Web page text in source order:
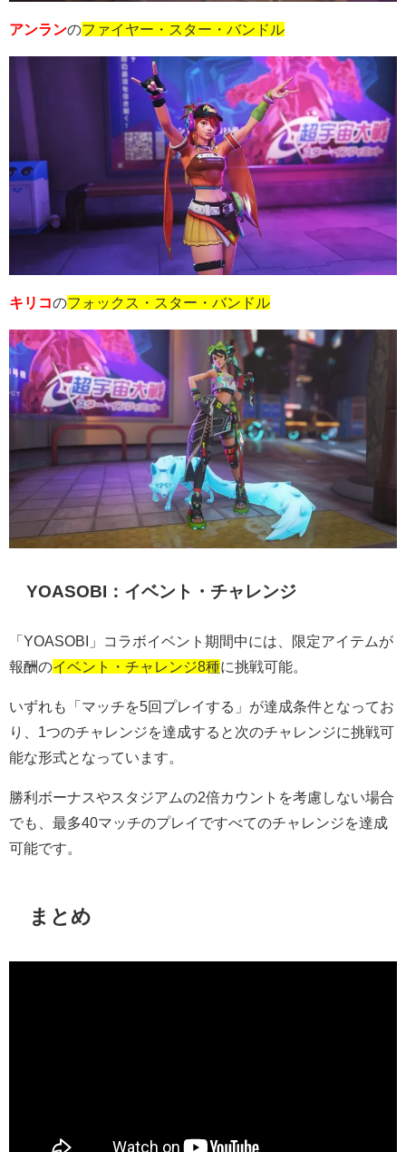
アンランのファイヤー・スター・バンドル
キリコのフォックス・スター・バンドル
YOASOBI ：イベント・チャレンジ
「 YOASOBI
」コラボイベント期間中には、限定アイテムが
報酬のイベント・チャレンジ8種に挑戦可能。
いずれも「マッチを5回プレイする」が達成条件となってお
り、 1 つのチャレンジを達成すると次のチャレンジに挑戦可
能な形式となっています。
勝利ボーナスやスタジアムの2倍カウントを考慮しない場合
でも、最多40マッチのプレイですべてのチャレンジを達成
可能です。
まとめ